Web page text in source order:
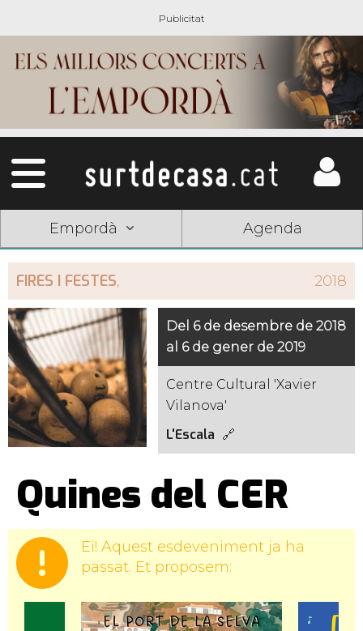
Empordà Agenda
FIRES I FESTES, 2018
Del 6 de desembre de 2018
al 6 de gener de 2019
Centre Cultural 'Xavier
Vilanova'
L'Escala
Quines del CER
Ei! Aquest esdeveniment ja ha
passat. Et proposem: